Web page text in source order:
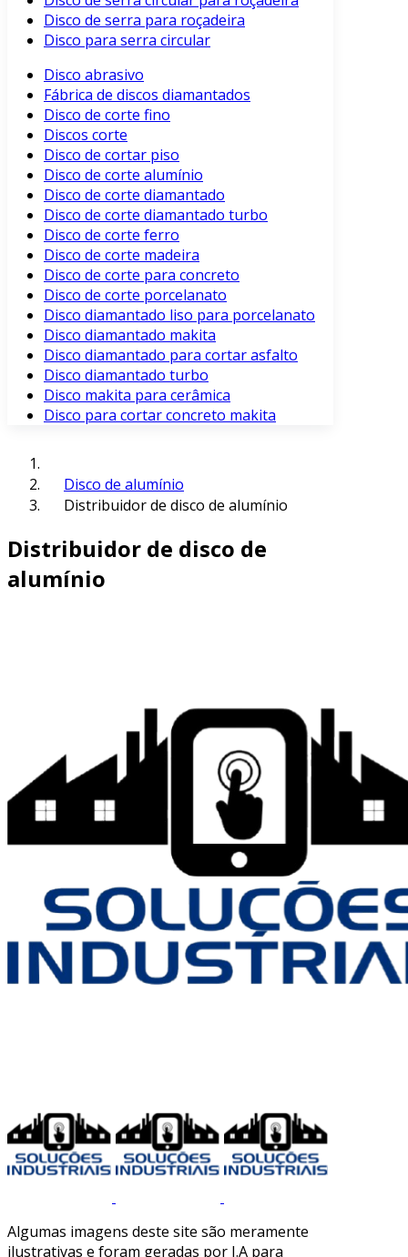
Disco de serra para roçadeira
Disco para serra circular
Disco abrasivo
Fábrica de discos diamantados
Disco de corte fino
Discos corte
Disco de cortar piso
Disco de corte alumínio
Disco de corte diamantado
Disco de corte diamantado turbo
Disco de corte ferro
Disco de corte madeira
Disco de corte para concreto
Disco de corte porcelanato
Disco diamantado liso para porcelanato
Disco diamantado makita
Disco diamantado para cortar asfalto
Disco diamantado turbo
Disco makita para cerâmica
Disco para cortar concreto makita
Disco de alumínio
Distribuidor de disco de alumínio
Distribuidor de disco de
alumínio
Algumas imagens deste site são meramente
ilustrativas e foram geradas por I.A para